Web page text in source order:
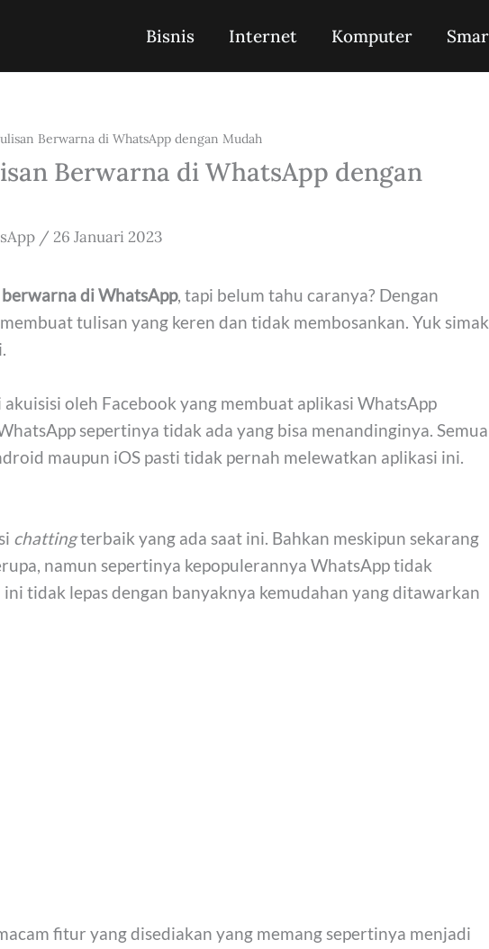
Bisnis Internet Komputer
Berwarna di WhatsApp dengan Mudah
Berwarna di WhatsApp dengan
/ 26 Januari 2023
di WhatsApp, tapi belum tahu caranya? Dengan
tulisan yang keren dan tidak membosankan. Yuk simak
oleh Facebook yang membuat aplikasi WhatsApp
sepertinya tidak ada yang bisa menandinginya. Semua
maupun iOS pasti tidak pernah melewatkan aplikasi ini.
chattingterbaik yang ada saat ini. Bahkan meskipun sekarang
namun sepertinya kepopulerannya WhatsApp tidak
tidak lepas dengan banyaknya kemudahan yang ditawarkan
fitur yang disediakan yang memang sepertinya menjadi